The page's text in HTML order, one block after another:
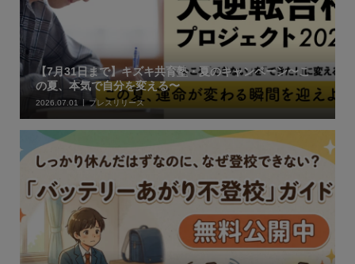
【7月31日まで】キズキ共育塾・夏のキャンペーン〜こ
の夏、本気で自分を変える〜
2026.07.01 プレスリリース